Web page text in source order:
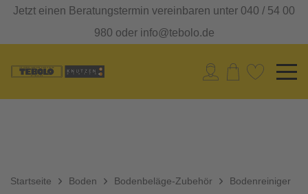
Jetzt einen Beratungstermin vereinbaren unter 040 / 54 00
980 oder info@tebolo.de
Startseite Boden Bodenbeläge-Zubehör
Bodenreiniger